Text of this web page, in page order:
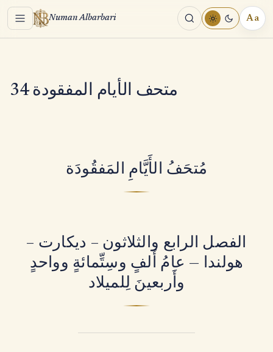
Menu Numan Albarbari Aa
متحف الأيام المفقودة 34
مُتحَفُ الأَيَّامِ المَفقُودَة
الفصل الرابع والثلاثون – ديكارت –
هولندا — عامُ أَلفٍ وسِتِّمائةٍ وواحدٍ
وأَربعينَ لِلميلاد